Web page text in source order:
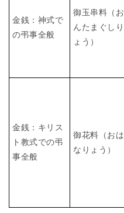
金銭：神式で
の弔事全般
御玉串料（お
んたまぐしり
ょう）
金銭：キリス
ト教式での弔
事全般
御花料（おは
なりょう）